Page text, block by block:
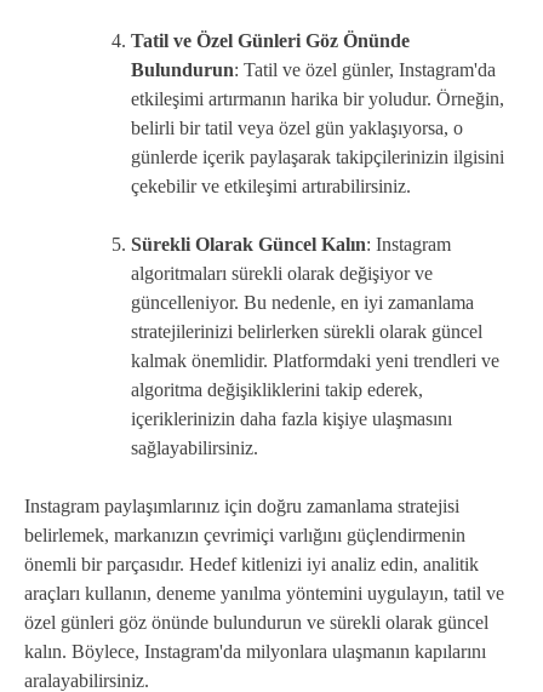
Tatil ve Özel Günleri Göz Önünde
Bulundurun: Tatil ve özel günler, Instagram'da
etkileşimi artırmanın harika bir yoludur. Örneğin,
belirli bir tatil veya özel gün yaklaşıyorsa, o
günlerde içerik paylaşarak takipçilerinizin ilgisini
çekebilir ve etkileşimi artırabilirsiniz.
Sürekli Olarak Güncel Kalın: Instagram
algoritmaları sürekli olarak değişiyor ve
güncelleniyor. Bu nedenle, en iyi zamanlama
stratejilerinizi belirlerken sürekli olarak güncel
kalmak önemlidir. Platformdaki yeni trendleri ve
algoritma değişikliklerini takip ederek,
içeriklerinizin daha fazla kişiye ulaşmasını
sağlayabilirsiniz.
Instagram paylaşımlarınız için doğru zamanlama stratejisi
belirlemek, markanızın çevrimiçi varlığını güçlendirmenin
önemli bir parçasıdır. Hedef kitlenizi iyi analiz edin, analitik
araçları kullanın, deneme yanılma yöntemini uygulayın, tatil ve
özel günleri göz önünde bulundurun ve sürekli olarak güncel
kalın. Böylece, Instagram'da milyonlara ulaşmanın kapılarını
aralayabilirsiniz.